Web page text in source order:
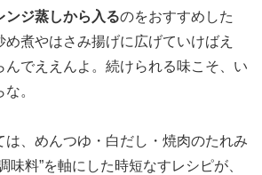
ンジ蒸しから入るのをおすすめした
煮やはさみ揚げに広げていけばえ
んでええんよ。続けられる味こそ、い
。
は、めんつゆ・白だし・焼肉のたれみ
味料”を軸にした時短なすレシピが、